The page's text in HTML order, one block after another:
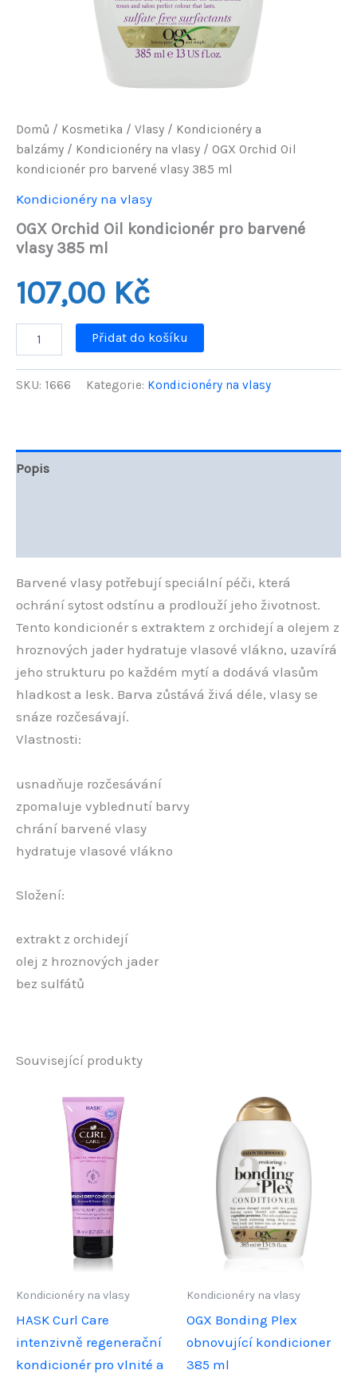
Domů / Kosmetika / Vlasy / Kondicionéry a
balzámy / Kondicionéry na vlasy / OGX Orchid Oil
kondicionér pro barvené vlasy 385 ml
Kondicionéry na vlasy
OGX Orchid Oil kondicionér pro barvené
vlasy 385 ml
107,00 Kč
Orchid
kondicionér
množství
Přidat do košíku
SKU: 1666 Kategorie: Kondicionéry na vlasy
Popis
Barvené vlasy potřebují speciální péči, která
ochrání sytost odstínu a prodlouží jeho životnost.
Tento kondicionér s extraktem z orchidejí a olejem z
hroznových jader hydratuje vlasové vlákno, uzavírá
jeho strukturu po každém mytí a dodává vlasům
hladkost a lesk. Barva zůstává živá déle, vlasy se
snáze rozčesávají.
Vlastnosti:
usnadňuje rozčesávání
zpomaluje vyblednutí barvy
chrání barvené vlasy
hydratuje vlasové vlákno
Složení:
extrakt z orchidejí
olej z hroznových jader
bez sulfátů
Související produkty
Kondicionéry na vlasy
HASK Curl Care
intenzivně regenerační
kondicionér pro vlnité a
Kondicionéry na vlasy
OGX Bonding Plex
obnovující kondicioner
385 ml